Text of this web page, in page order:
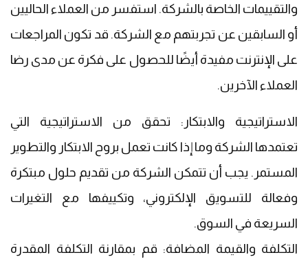
والتقييمات الخاصة بالشركة. استفسر من العملاء الحاليين
أو السابقين عن تجربتهم مع الشركة. قد تكون المراجعات
على الإنترنت مفيدة أيضًا للحصول على فكرة عن مدى رضا
العملاء الآخرين.
الاستراتيجية والابتكار: تحقق من الاستراتيجية التي
تعتمدها الشركة وما إذا كانت تعمل بروح الابتكار والتطوير
المستمر. يجب أن تتمكن الشركة من تقديم حلول مبتكرة
وفعالة للتسويق الإلكتروني، وتكييفها مع التغيرات
السريعة في السوق.
التكلفة والقيمة المضافة: قم بمقارنة التكلفة المقدرة